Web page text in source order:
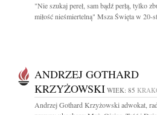
"Nie szukaj pereł, sam bądź perłą, tylko
miłość nieśmiertelną" Msza Święta w 20-
ANDRZEJ GOTHARD
KRZYŻOWSKI WIEK: 85
Andrzej Gothard Krzyżowski adwokat,